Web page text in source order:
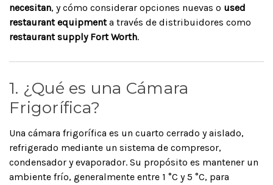
necesitan, y cómo considerar opciones nuevas o used
restaurant equipmenta través de distribuidores como
restaurant supply Fort Worth.
1. ¿Qué es una Cámara
Frigorífica?
Una cámara frigorífica es un cuarto cerrado y aislado,
refrigerado mediante un sistema de compresor,
condensador y evaporador. Su propósito es mantener un
ambiente frío, generalmente entre 1 °C y 5 °C, para